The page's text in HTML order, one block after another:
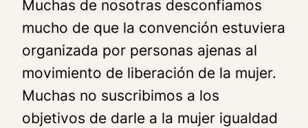
Muchas de nosotras desconfiamos
mucho de que la convención estuviera
organizada por personas ajenas al
movimiento de liberación de la mujer.
Muchas no suscribimos a los
objetivos de darle a la mujer igualdad